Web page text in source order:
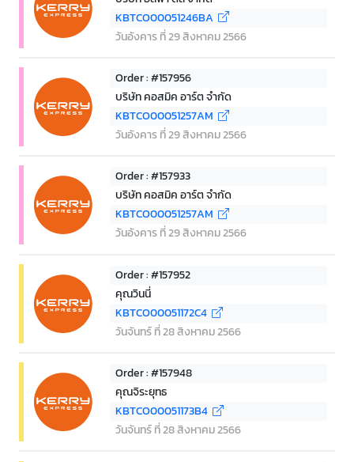
KBTCO00051246BA
วันอังคาร ที่ 29 สิงหาคม 2566
Order : #157956
บริษัท คอสมิค อาร์ต จำกัด
KBTCO00051257AM
วันอังคาร ที่ 29 สิงหาคม 2566
Order : #157933
บริษัท คอสมิค อาร์ต จำกัด
KBTCO00051257AM
วันอังคาร ที่ 29 สิงหาคม 2566
Order : #157952
คุณวินนี่
KBTCO00051172C4
วันจันทร์ ที่ 28 สิงหาคม 2566
Order : #157948
คุณจิระยุทธ
KBTCO00051173B4
วันจันทร์ ที่ 28 สิงหาคม 2566